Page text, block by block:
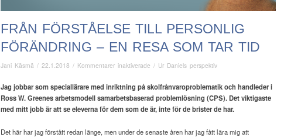
FRÅN FÖRSTÅELSE TILL PERSONLIG
FÖRÄNDRING – EN RESA SOM TAR TID
Jani Käsmä / 22.1.2018 / Kommentarer inaktiverade för
förståelse
till
personlig
/ Ur Daniels perspektiv
Jag jobbar som speciallärare med inriktning påskolfrånvaroproblematik och handleder i
Ross W. Greenes arbetsmodellsamarbetsbaserad problemlösning (CPS). Det viktigaste
med mitt jobb äratt se eleverna för dem som de är, inte för de brister de har.
Det här har jag förstått redan länge, men under de senaste åren har jag fått lära mig att